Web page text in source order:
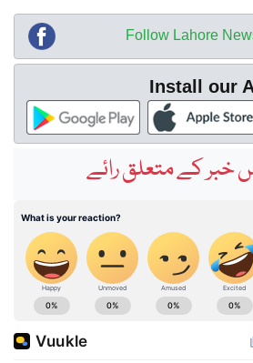
Follow Lahore
Install our
خبر کے متعلق رائے